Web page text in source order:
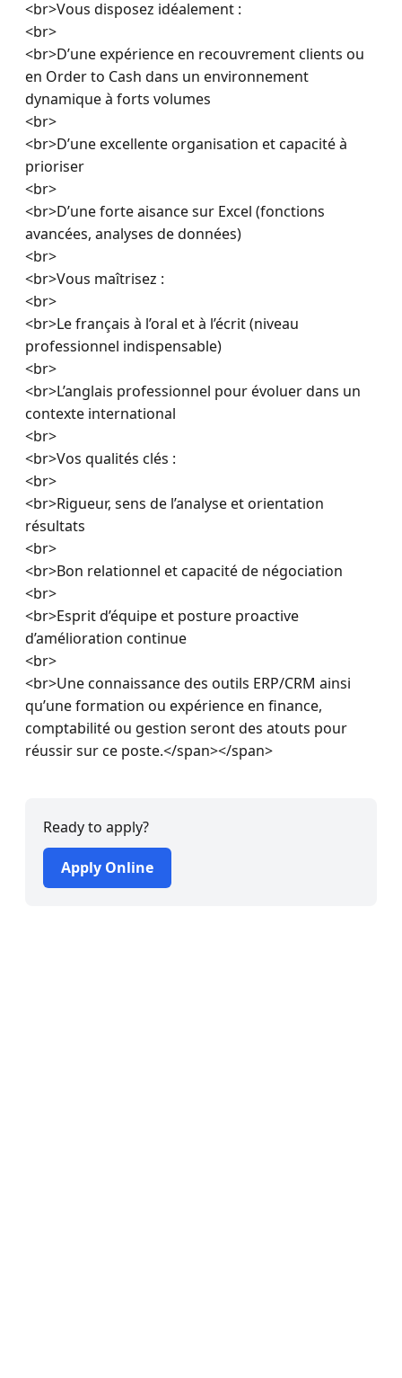
<br>Vous disposez idéalement :
<br>
<br>D’une expérience en recouvrement clients ou
en Order to Cash dans un environnement
dynamique à forts volumes
<br>
<br>D’une excellente organisation et capacité à
prioriser
<br>
<br>D’une forte aisance sur Excel (fonctions
avancées, analyses de données)
<br>
<br>Vous maîtrisez :
<br>
<br>Le français à l’oral et à l’écrit (niveau
professionnel indispensable)
<br>
<br>L’anglais professionnel pour évoluer dans un
contexte international
<br>
<br>Vos qualités clés :
<br>
<br>Rigueur, sens de l’analyse et orientation
résultats
<br>
<br>Bon relationnel et capacité de négociation
<br>
<br>Esprit d’équipe et posture proactive
d’amélioration continue
<br>
<br>Une connaissance des outils ERP/CRM ainsi
qu’une formation ou expérience en finance,
comptabilité ou gestion seront des atouts pour
réussir sur ce poste.</span></span>
Ready to apply?
Apply Online